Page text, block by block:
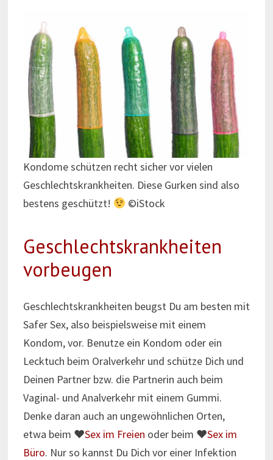
Kondome schützen recht sicher vor vielen
Geschlechtskrankheiten. Diese Gurken sind also
bestens geschützt!
©iStock
Geschlechtskrankheiten
vorbeugen
Geschlechtskrankheiten beugst Du am besten mit
Safer Sex, also beispielsweise mit einem
Kondom, vor. Benutze ein Kondom oder ein
Lecktuch beim Oralverkehr und schütze Dich und
Deinen Partner bzw. die Partnerin auch beim
Vaginal- und Analverkehr mit einem Gummi.
Denke daran auch an ungewöhnlichen Orten,
etwa beim ♥Sex im Freien oder beim ♥Sex im
Büro. Nur so kannst Du Dich vor einer Infektion